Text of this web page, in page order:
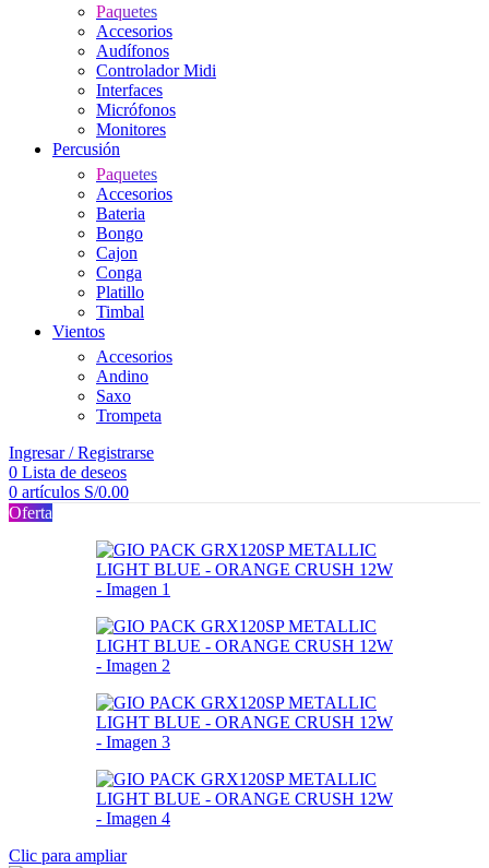
Paquetes
Accesorios
Audífonos
Controlador Midi
Interfaces
Micrófonos
Monitores
Percusión
Paquetes
Accesorios
Bateria
Bongo
Cajon
Conga
Platillo
Timbal
Vientos
Accesorios
Andino
Saxo
Trompeta
Ingresar / Registrarse
0 Lista de deseos
0 artículos S/0.00
Oferta
Clic para ampliar